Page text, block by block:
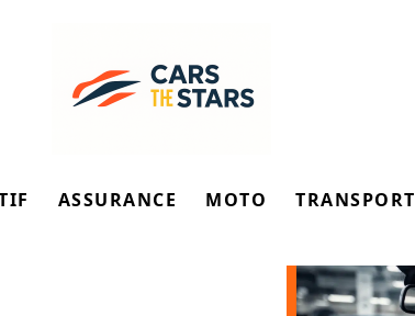
ASSURANCE MOTO TRANSPORT